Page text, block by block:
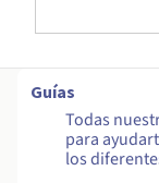
Guías
Todas
para
los